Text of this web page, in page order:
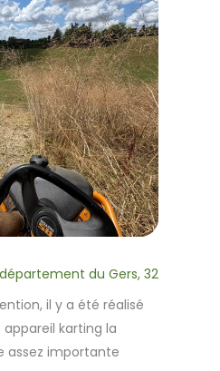
du Gers, 32
il y a été réalisé
karting la
assez importante